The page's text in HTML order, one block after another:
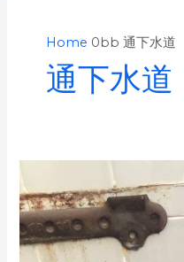
Home 通下水道
通下水道
找
纽
约